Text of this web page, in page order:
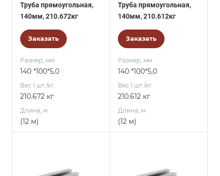
Труба прямоугольная,
140мм, 210.672кг
Заказать
Размер, мм
140 *100*5,0
Вес 1 шт./кг.
210.672 кг
Длина, м
(12 м)
Труба прямоугольная,
140мм, 210.612кг
Заказать
Размер, мм
140 *100*5,0
Вес 1 шт./кг.
210.612 кг
Длина, м
(12 м)